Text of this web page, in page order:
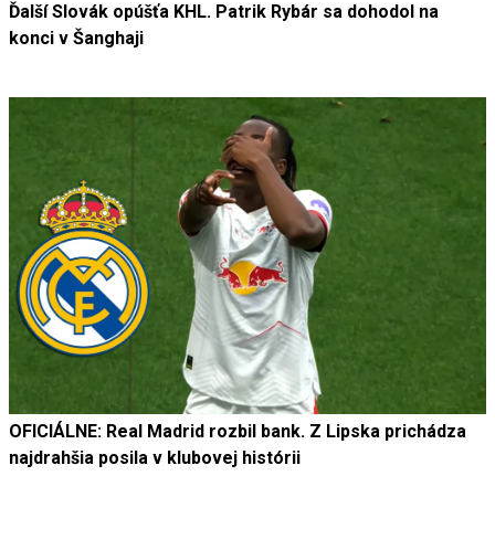
Ďalší Slovák opúšťa KHL. Patrik Rybár sa dohodol na
konci v Šanghaji
OFICIÁLNE: Real Madrid rozbil bank. Z Lipska prichádza
najdrahšia posila v klubovej histórii